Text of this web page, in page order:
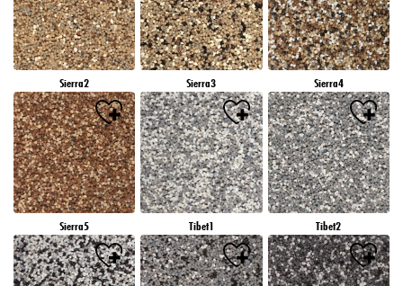
Sierra2 Sierra3 Sierra4
Sierra5 Tibet1 Tibet2